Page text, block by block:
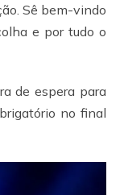
Sê bem-vindo
e por tudo o
de espera para
no final